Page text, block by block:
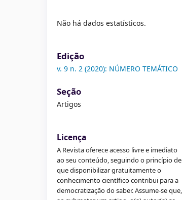
Não há dados estatísticos.
Edição
v. 9 n. 2 (2020): NÚMERO TEMÁTICO
Seção
Artigos
Licença
A Revista oferece acesso livre e imediato
ao seu conteúdo, seguindo o princípio de
que disponibilizar gratuitamente o
conhecimento científico contribui para a
democratização do saber. Assume-se que,